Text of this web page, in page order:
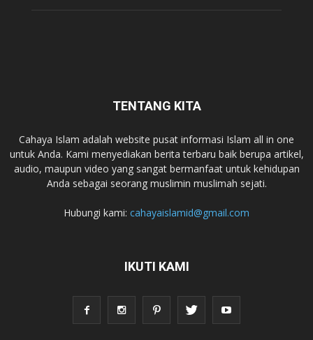
TENTANG KITA
Cahaya Islam adalah website pusat informasi Islam all in one
untuk Anda. Kami menyediakan berita terbaru baik berupa artikel,
audio, maupun video yang sangat bermanfaat untuk kehidupan
Anda sebagai seorang muslimin muslimah sejati.
Hubungi kami: cahayaislamid@gmail.com
IKUTI KAMI